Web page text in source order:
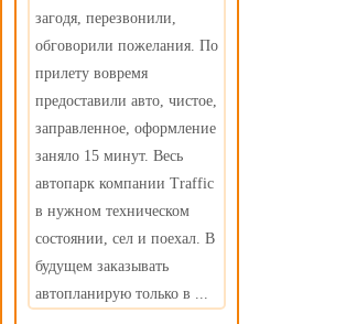
загодя, перезвонили,
обговорили пожелания. По
прилету вовремя
предоставили авто, чистое,
заправленное, оформление
заняло 15 минут. Весь
автопарк компании Traffic
в нужном техническом
состоянии, сел и поехал. В
будущем заказывать
автопланирую только в ...